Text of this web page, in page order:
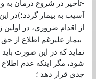
-تأخير در شروع درمان
آسيب به بيمار گردد؛)در
از اقدام ضروري، در
-بيمار عليرغم اطلاع از
نمايد كه در اين صورت
شود، مگر اينكه عدم
جدی قرار دهد ؛